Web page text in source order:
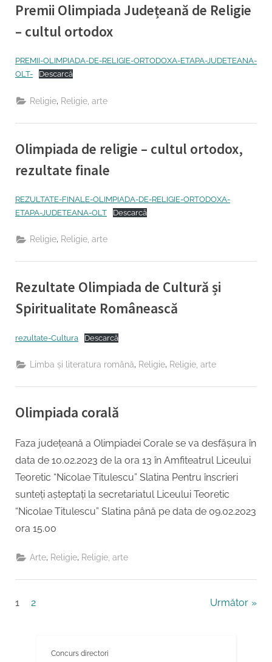
Premii Olimpiada Județeană de Religie
– cultul ortodox
on
23/03/2023
Educatie permanent Inspector
PREMII-OLIMPIADA-DE-RELIGIE-ORTODOXA-ETAPA-JUDETEANA-
OLT-
Descarcă
Religie Religie, arte
Olimpiada de religie – cultul ortodox,
rezultate finale
REZULTATE-FINALE-OLIMPIADA-DE-RELIGIE-ORTODOXA-
ETAPA-JUDETEANA-OLT
Descarcă
Religie, Religie, arte
Rezultate Olimpiada de Cultură și
Spiritualitate Românească
15/03/2023
Educatie permanent Inspector
rezultate-Cultura Descarcă
Limba şi literatura română Religie Religie, arte
Olimpiada corală
on
08/02/2023
Educatie permanent Inspector
Faza județeană a Olimpiadei Corale se va desfășura în
data de 10.02.2023 de la ora 13 în Amfiteatrul Liceului
Teoretic “Nicolae Titulescu” Slatina Pentru înscrieri
sunteți așteptați la secretariatul Liceului Teoretic
“Nicolae Titulescu” Slatina până pe data de 09.02.2023
ora 15.00
Arte Religie Religie, arte
Paginație
1 2 Următor
Concurs directori